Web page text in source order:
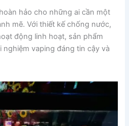
hảo cho những ai cần một
mẽ. Với thiết kế chống nước,
động linh hoạt, sản phẩm
nghiệm vaping đáng tin cậy và